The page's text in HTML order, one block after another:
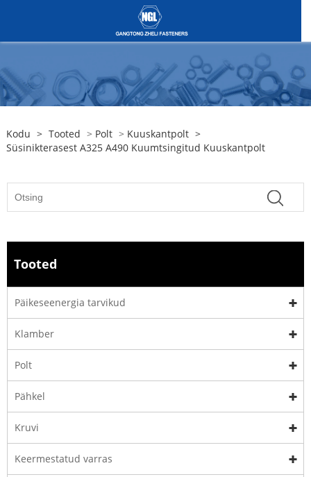
Kodu > Tooted > Polt > Kuuskantpolt >
Süsinikterasest A325 A490 Kuumtsingitud Kuuskantpolt
Tooted
Päikeseenergia tarvikud
Klamber
Polt
Pähkel
Kruvi
Keermestatud varras